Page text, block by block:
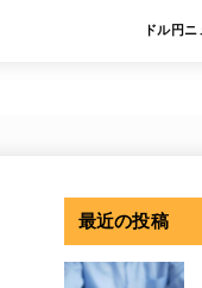
ドル円ニ
最近の投稿